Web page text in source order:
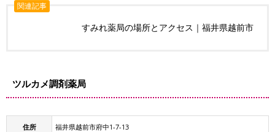
関連記事
すみれ薬局の場所とアクセス｜福井県越前市
ツルカメ調剤薬局
住所 福井県越前市府中1-7-13